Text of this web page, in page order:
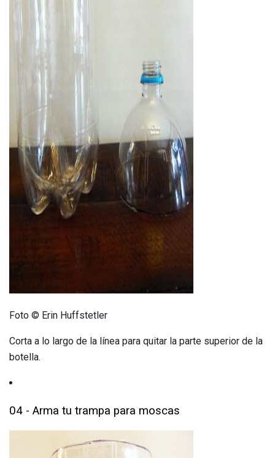
ad
Foto © Erin Huffstetler
Corta a lo largo de la línea para quitar la parte superior de la
botella.
04 - Arma tu trampa para moscas